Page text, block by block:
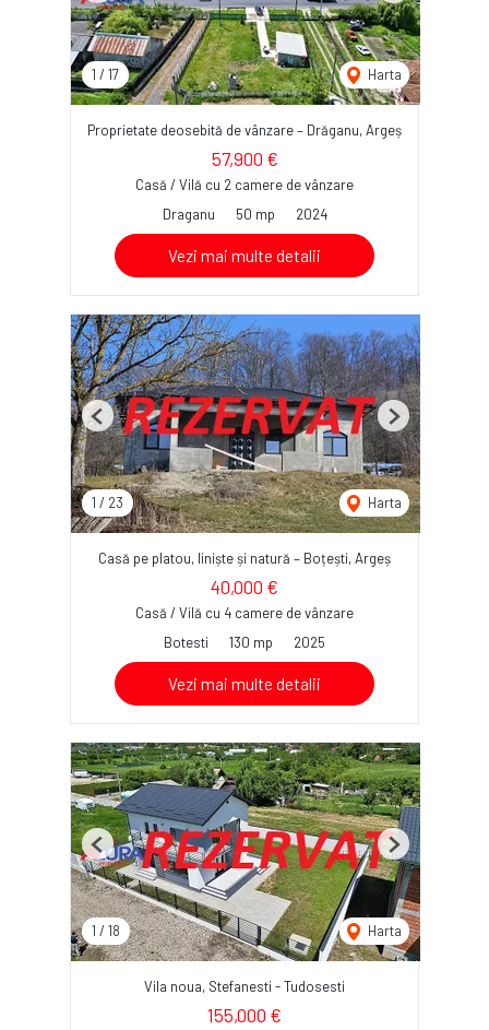
1 / 17 Harta
Proprietate deosebită de vânzare – Drăganu, Argeș
57,900 €
Casă / Vilă cu 2 camere de vânzare
Draganu
50 mp 2024
Vezi mai multe detalii
1 / 23 Harta
Previous Next
Casă pe platou, liniște și natură – Boțești, Argeș
40,000 €
Casă / Vilă cu 4 camere de vânzare
Botesti
130 mp 2025
Vezi mai multe detalii
1 / 18 Harta
Previous Next
Vila noua, Stefanesti - Tudosesti
155,000 €